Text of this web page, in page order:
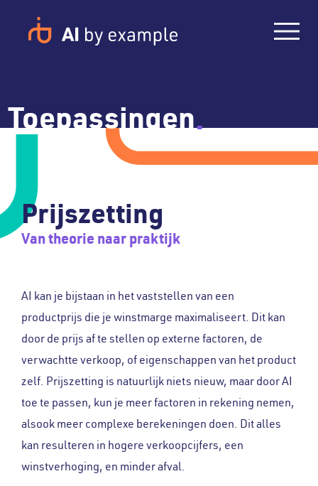
Toepassingen.
Prijszetting
Van theorie naar praktijk
AI kan je bijstaan in het vaststellen van een
productprijs die je winstmarge maximaliseert. Dit kan
door de prijs af te stellen op externe factoren, de
verwachtte verkoop, of eigenschappen van het product
zelf. Prijszetting is natuurlijk niets nieuw, maar door AI
toe te passen, kun je meer factoren in rekening nemen,
alsook meer complexe berekeningen doen. Dit alles
kan resulteren in hogere verkoopcijfers, een
winstverhoging, en minder afval.